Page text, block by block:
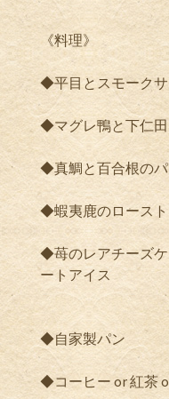
《料理》
◆平目とスモーク
◆マグレ鴨と下仁
◆真鯛と百合根の
◆蝦夷鹿のロース
◆苺のレアチーズ
ートアイス
◆自家製パン
◆コーヒー or 紅茶